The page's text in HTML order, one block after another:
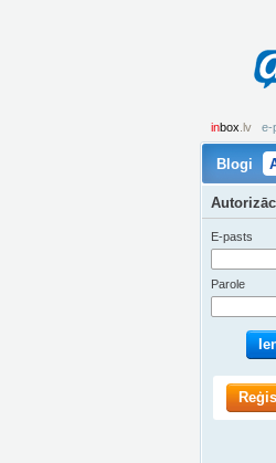
inbox .lv e-
Blogi
E-pasts
Parole